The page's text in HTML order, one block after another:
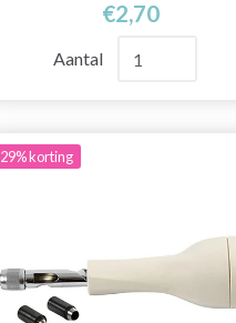
€2,70
Aantal
29% korting